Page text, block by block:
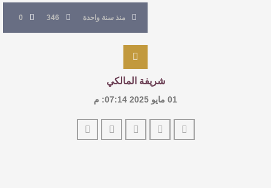
منذ سنة واحدة 346
0
شريفة المالكي
01 مايو 2025 07:14: م